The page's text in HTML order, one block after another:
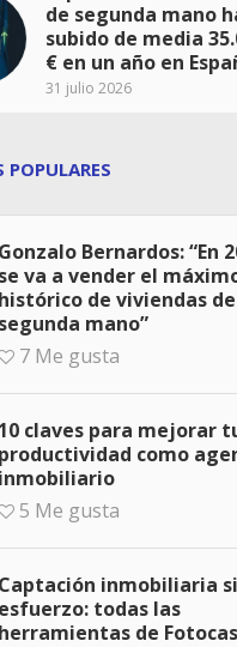
de segunda mano
subido de media
€ en un año en
31 julio 2026
POPULARES
Gonzalo Bernardos: “En
se va a vender el
histórico de viviendas de
segunda mano”
7 Me gusta
10 claves para mejorar
productividad como
inmobiliario
5 Me gusta
Captación inmobiliaria
esfuerzo: todas las
herramientas de